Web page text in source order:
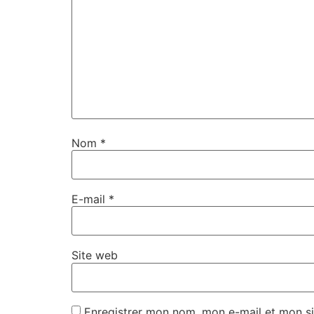
Nom *
E-mail *
Site web